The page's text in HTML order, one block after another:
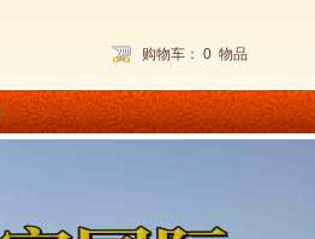
购物车： 0 物品